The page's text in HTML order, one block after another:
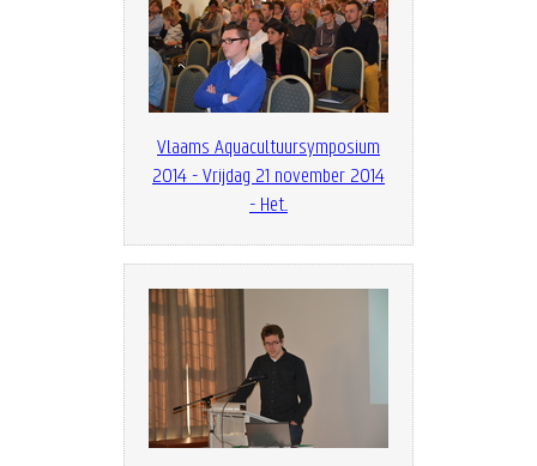
Vlaams Aquacultuursymposium
2014 - Vrijdag 21 november 2014
- Het...